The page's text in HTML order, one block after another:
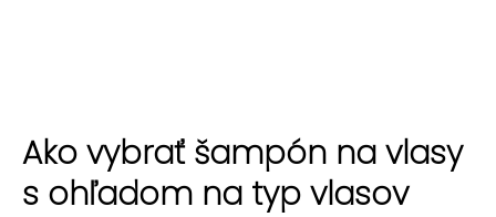
Ako vybrať šampón na vlasy
s ohľadom na typ vlasov